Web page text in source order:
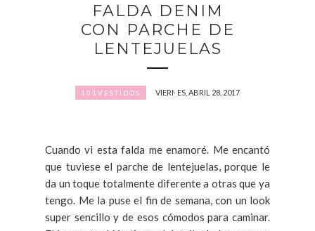
FALDA DENIM
CON PARCHE DE
LENTEJUELAS
101VESTIDOS VIERNES, ABRIL 28, 2017
Cuando vi esta falda me enamoré. Me encantó
que tuviese el parche de lentejuelas, porque le
da un toque totalmente diferente a otras que ya
tengo. Me la puse el fin de semana, con un look
super sencillo y de esos cómodos para caminar.